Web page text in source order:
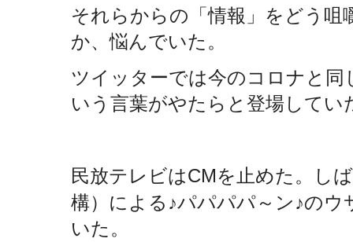
それらからの「情報」をどう咀
か、悩んでいた。
ツイッターでは今のコロナと
いう言葉がやたらと登場してい
民放テレビはCMを止めた。し
構）による♪パパパパ～ン♪の
いた。